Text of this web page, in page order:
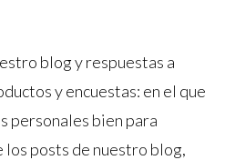
blog y respuestas a
y encuestas: en el que
personales bien para
los posts de nuestro blog,